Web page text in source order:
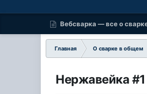
Вебсварка — все о
Главная О сварке в общем
Нержавейка #1